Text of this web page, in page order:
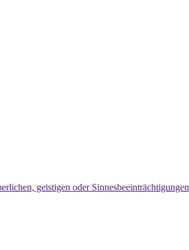
geistigen oder Sinnesbeeinträchtigungen